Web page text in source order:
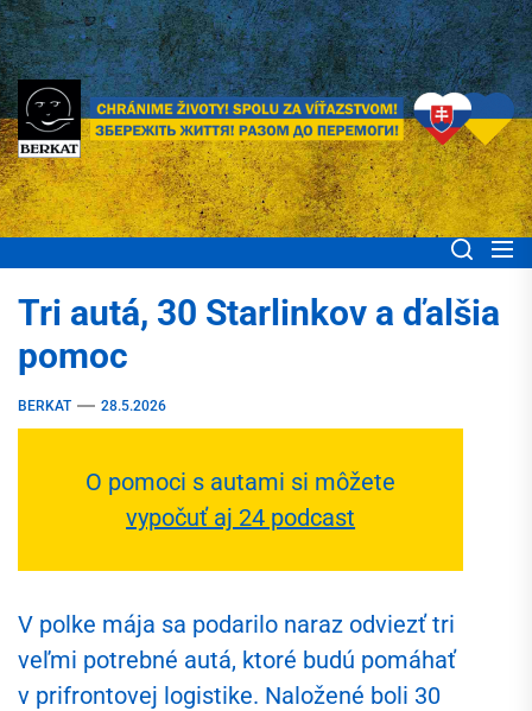
Skip
to
the
content
BERKAT Spoločne
pomáhame ľuďom
Ukrajiny
Chránime životy! Spolu za víťazstvom! Збережіть життя! Разом до
перемоги!
Tri autá, 30 Starlinkov a ďalšia
pomoc
BERKAT 28.5.2026
O pomoci s autami si môžete
vypočuť aj 24 podcast
V polke mája sa podarilo naraz odviezť tri
veľmi potrebné autá, ktoré budú pomáhať
v prifrontovej logistike. Naložené boli 30